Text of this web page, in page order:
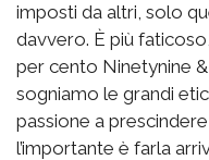
imposti da altri, solo
davvero. È più
per cento Ninetynine
sogniamo le grandi
passione a
l’importante è farla